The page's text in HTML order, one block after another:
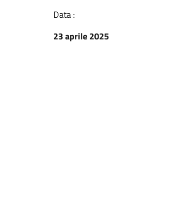
Data :
23 aprile 2025